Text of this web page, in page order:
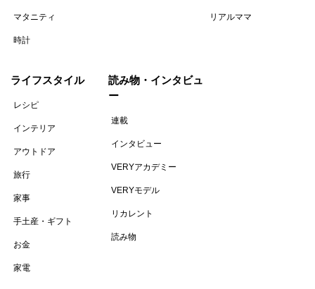
マタニティ
時計
リアルママ
ライフスタイル
レシピ
インテリア
アウトドア
旅行
家事
手土産・ギフト
お金
家電
読み物・インタビュ
ー
連載
インタビュー
VERYアカデミー
VERYモデル
リカレント
読み物